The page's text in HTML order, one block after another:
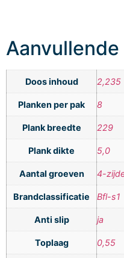
Doos inhoud 2,235
Planken per pak 8
Plank breedte 229
Plank dikte 5,0
Aantal groeven 4-
Brandclassificatie Bfl-s1
Anti slip ja
Toplaag 0,55